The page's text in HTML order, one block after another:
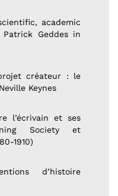
academic
Geddes in
créateur : le
Keynes
l’écrivain et ses
Society et
1910)
d’histoire